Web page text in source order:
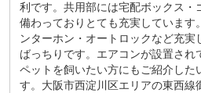
利です。共用部には宅配ボックス・
備わっておりとても充実しています
ンターホン・オートロックなど充実
ばっちりです。エアコンが設置され
ペットを飼いたい方にもご紹介した
す。大阪市西淀川区エリアの東西線